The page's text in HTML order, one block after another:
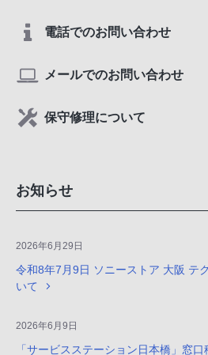
電話でのお問い合わせ
メールでのお問い合わせ
保守修理について
お知らせ
2026年6月29日
令和8年7月9日 ソニーストア 大阪 テ
いて
2026年6月9日
「サービスステーション日本橋」窓